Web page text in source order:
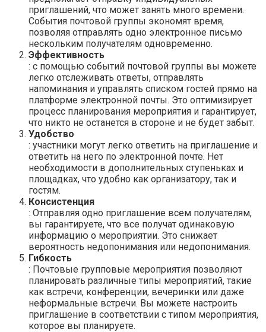
приглашений, что может занять много времени.
События почтовой группы экономят время,
позволяя отправлять одно электронное письмо
нескольким получателям одновременно.
Эффективность
: с помощью событий почтовой группы вы можете
легко отслеживать ответы, отправлять
напоминания и управлять списком гостей прямо на
платформе электронной почты. Это оптимизирует
процесс планирования мероприятия и гарантирует,
что никто не останется в стороне и не будет забыт.
Удобство
: участники могут легко ответить на приглашение и
ответить на него по электронной почте. Нет
необходимости в дополнительных ступеньках и
площадках, что удобно как организатору, так и
гостям.
Консистенция
: Отправляя одно приглашение всем получателям,
вы гарантируете, что все получат одинаковую
информацию о мероприятии. Это снижает
вероятность недопонимания или недопонимания.
Гибкость
: Почтовые групповые мероприятия позволяют
планировать различные типы мероприятий, такие
как встречи, конференции, вечеринки или даже
неформальные встречи. Вы можете настроить
приглашение в соответствии с типом мероприятия,
которое вы планируете.